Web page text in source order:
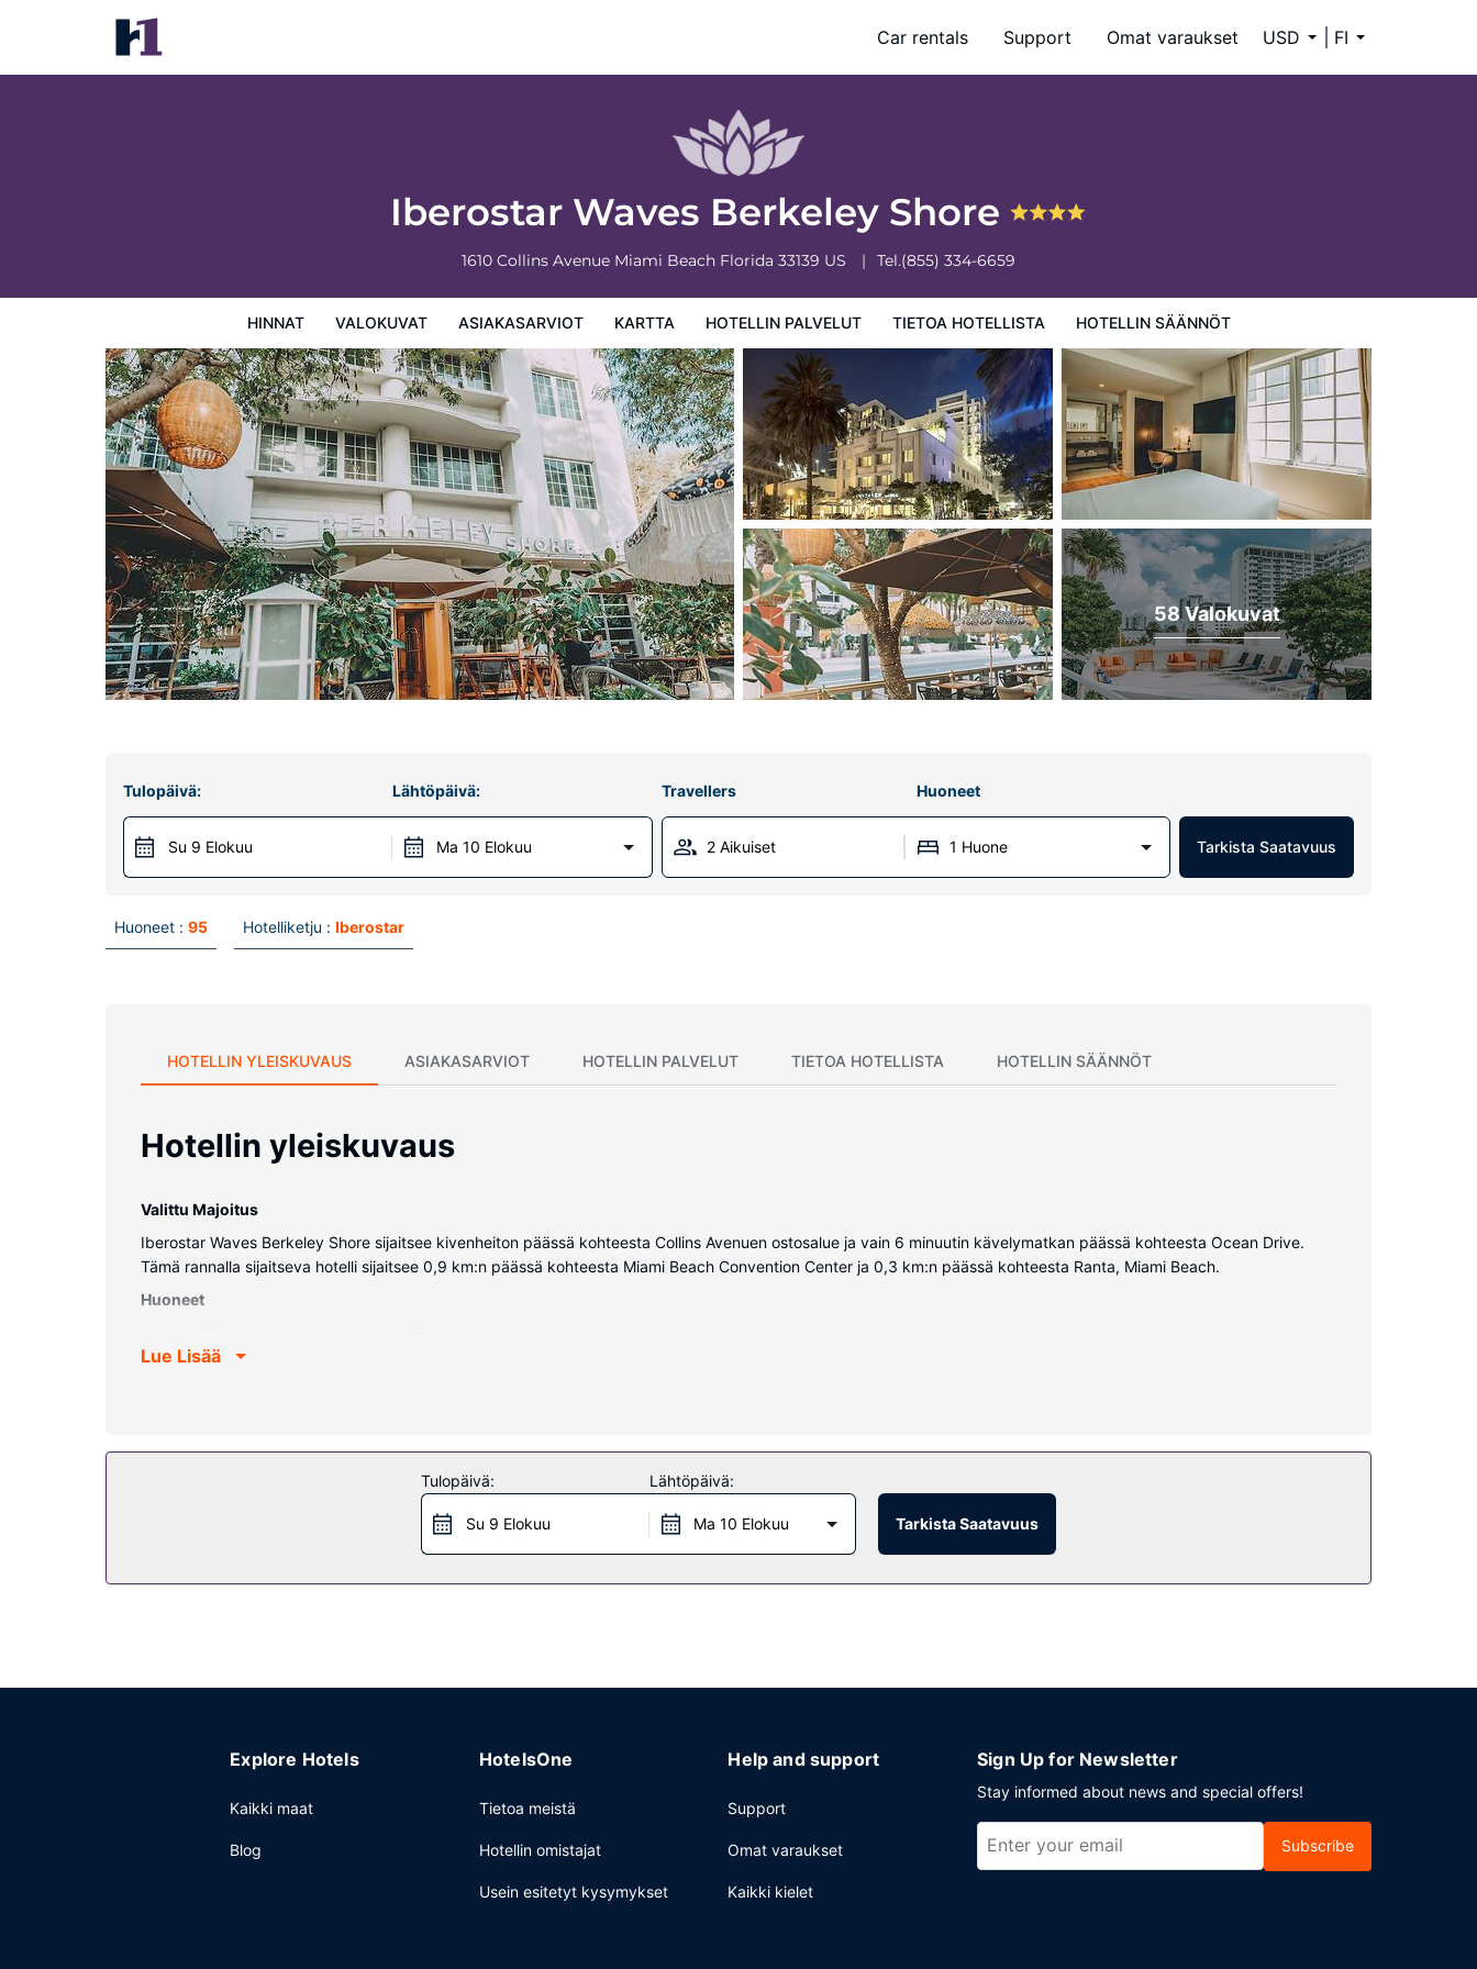
Car rentals Support Omat varaukset USD FI
Iberostar Waves Berkeley Shore
1610 Collins Avenue Miami Beach Florida 33139 US Tel.(855) 334-6659
HINNAT VALOKUVAT ASIAKASARVIOT KARTTA HOTELLIN PALVELUT TIETOA HOTELLISTA HOTELLIN SÄÄNNÖT
Iberostar Waves Berkeley Shore
Hinnat
58 Valokuvat
Tulopäivä:
Su 9 Elokuu
Lähtöpäivä:
Ma 10 Elokuu
Travellers Huoneet
2 Aikuiset 1 Huone Tarkista Saatavuus
Huoneet : 95 Hotelliketju : Iberostar
HOTELLIN YLEISKUVAUS ASIAKASARVIOT HOTELLIN PALVELUT TIETOA HOTELLISTA HOTELLIN SÄÄNNÖT
Hotellin yleiskuvaus
Valittu Majoitus
Iberostar Waves Berkeley Shore sijaitsee kivenheiton päässä kohteesta Collins Avenuen ostosalue ja vain 6 minuutin kävelymatkan päässä kohteesta Ocean Drive.
Tämä rannalla sijaitseva hotelli sijaitsee 0,9 km:n päässä kohteesta Miami Beach Convention Center ja 0,3 km:n päässä kohteesta Ranta, Miami Beach.
Huoneet
on oma kylpyhuone, ja sen varusteluun kuuluu suihku, designer-hygieniatuotteet ja kylpytakit. Huone siivotaan päivittäin. Huoneissa on tallelokero ja työpöytä.
Majoituspaikan ravintolan, Salt Cafe Miami Beach, erikoisuuksiin kuuluu amerikkalainen keittiö. Käytössäsi on myös baari/aulabaari ja voit nauttia ateriasi ulkona.
Palveluihin kuuluu myös huonepalvelu (rajoitettuina aikoina). Maksullinen mannermainen aamiainen tarjotaan päivittäin klo 8.00–11.00.
Lue Lisää
Tulopäivä:
Su 9 Elokuu
Lähtöpäivä:
Ma 10 Elokuu Tarkista Saatavuus
Explore Hotels
Kaikki maat
Blog
HotelsOne
Tietoa meistä
Hotellin omistajat
Usein esitetyt kysymykset
Help and support
Support
Omat varaukset
Kaikki kielet
Sign Up for Newsletter
Stay informed about news and special offers!
Subscribe